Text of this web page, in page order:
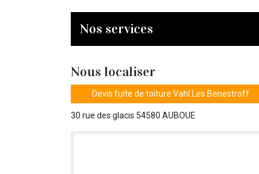
Nos services
Nous localiser
Devis fuite de toiture Vahl Les Benestroff
30 rue des glacis 54580 AUBOUE